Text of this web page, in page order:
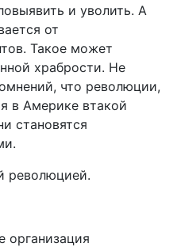
и уволить. А
от
Такое может
храбрости. Не
что революции,
в Америке втакой
становятся
революцией.
организация